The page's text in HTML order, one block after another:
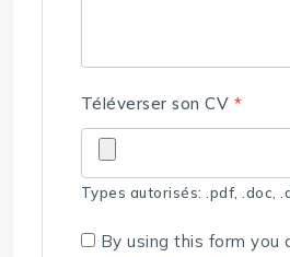
Téléverser son CV *
Types autorisés: .pdf, .doc,
By using this form you